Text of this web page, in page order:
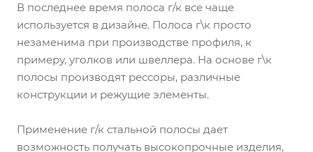
В последнее время полоса г/к все чаще
используется в дизайне. Полоса г\к просто
незаменима при производстве профиля, к
примеру, уголков или швеллера. На основе г\к
полосы производят рессоры, различные
конструкции и режущие элементы.
Применение г/к стальной полосы дает
возможность получать высокопрочные изделия,